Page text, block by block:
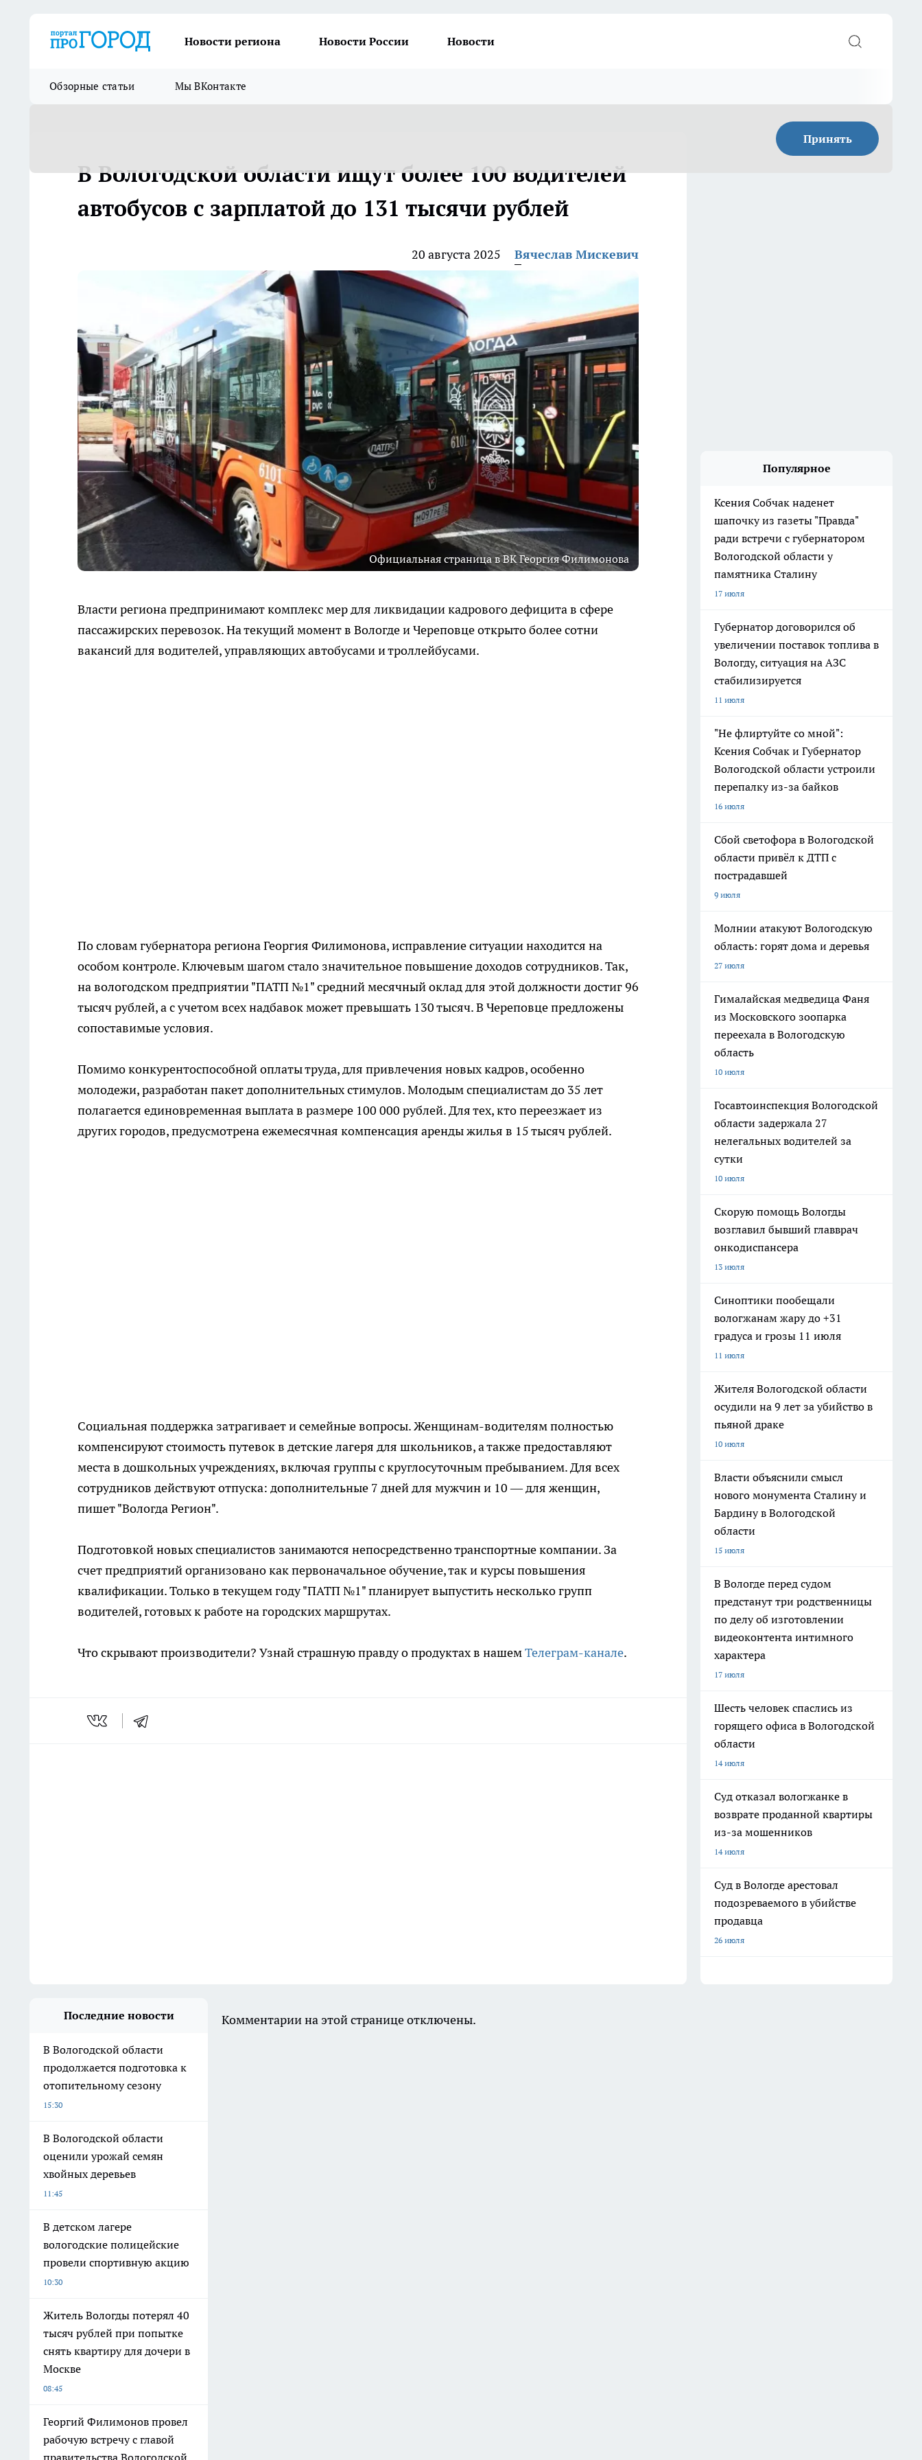
Новости региона Новости России Новости
Обзорные статьи Мы ВКонтакте
Принять
В Вологодской области ищут более 100 водителей
автобусов с зарплатой до 131 тысячи рублей
20 августа 2025 Вячеслав Мискевич
Официальная страница в ВК Георгия Филимонова
Власти региона предпринимают комплекс мер для ликвидации кадрового дефицита в сфере
пассажирских перевозок. На текущий момент в Вологде и Череповце открыто более сотни
вакансий для водителей, управляющих автобусами и троллейбусами.
По словам губернатора региона Георгия Филимонова, исправление ситуации находится на
особом контроле. Ключевым шагом стало значительное повышение доходов сотрудников. Так,
на вологодском предприятии "ПАТП №1" средний месячный оклад для этой должности достиг 96
тысяч рублей, а с учетом всех надбавок может превышать 130 тысяч. В Череповце предложены
сопоставимые условия.
Помимо конкурентоспособной оплаты труда, для привлечения новых кадров, особенно
молодежи, разработан пакет дополнительных стимулов. Молодым специалистам до 35 лет
полагается единовременная выплата в размере 100 000 рублей. Для тех, кто переезжает из
других городов, предусмотрена ежемесячная компенсация аренды жилья в 15 тысяч рублей.
Социальная поддержка затрагивает и семейные вопросы. Женщинам-водителям полностью
компенсируют стоимость путевок в детские лагеря для школьников, а также предоставляют
места в дошкольных учреждениях, включая группы с круглосуточным пребыванием. Для всех
сотрудников действуют отпуска: дополнительные 7 дней для мужчин и 10 — для женщин,
пишет "Вологда Регион".
Подготовкой новых специалистов занимаются непосредственно транспортные компании. За
счет предприятий организовано как первоначальное обучение, так и курсы повышения
квалификации. Только в текущем году "ПАТП №1" планирует выпустить несколько групп
водителей, готовых к работе на городских маршрутах.
Что скрывают производители? Узнай страшную правду о продуктах в нашемТелеграм-канале.
Популярное
Ксения Собчак наденет
шапочку из газеты "Правда"
ради встречи с губернатором
Вологодской области у
памятника Сталину
17 июля
Губернатор договорился об
увеличении поставок топлива в
Вологду, ситуация на АЗС
стабилизируется
11 июля
"Не флиртуйте со мной":
Ксения Собчак и Губернатор
Вологодской области устроили
перепалку из-за байков
16 июля
Сбой светофора в Вологодской
области привёл к ДТП с
пострадавшей
9 июля
Молнии атакуют Вологодскую
область: горят дома и деревья
27 июля
Гималайская медведица Фаня
из Московского зоопарка
переехала в Вологодскую
область
10 июля
Госавтоинспекция Вологодской
области задержала 27
нелегальных водителей за
сутки
10 июля
Скорую помощь Вологды
возглавил бывший главврач
онкодиспансера
13 июля
Синоптики пообещали
вологжанам жару до +31
градуса и грозы 11 июля
11 июля
Жителя Вологодской области
осудили на 9 лет за убийство в
пьяной драке
10 июля
Власти объяснили смысл
нового монумента Сталину и
Бардину в Вологодской
области
15 июля
В Вологде перед судом
предстанут три родственницы
по делу об изготовлении
видеоконтента интимного
характера
17 июля
Шесть человек спаслись из
горящего офиса в Вологодской
области
14 июля
Суд отказал вологжанке в
возврате проданной квартиры
из-за мошенников
14 июля
Суд в Вологде арестовал
подозреваемого в убийстве
продавца
26 июля
Последние новости
В Вологодской области
продолжается подготовка к
отопительному сезону
15:30
В Вологодской области
оценили урожай семян
хвойных деревьев
11:45
В детском лагере
вологодские полицейские
провели спортивную акцию
10:30
Житель Вологды потерял 40
тысяч рублей при попытке
снять квартиру для дочери в
Москве
08:45
Георгий Филимонов провел
рабочую встречу с главой
Комментарии на этой странице отключены.